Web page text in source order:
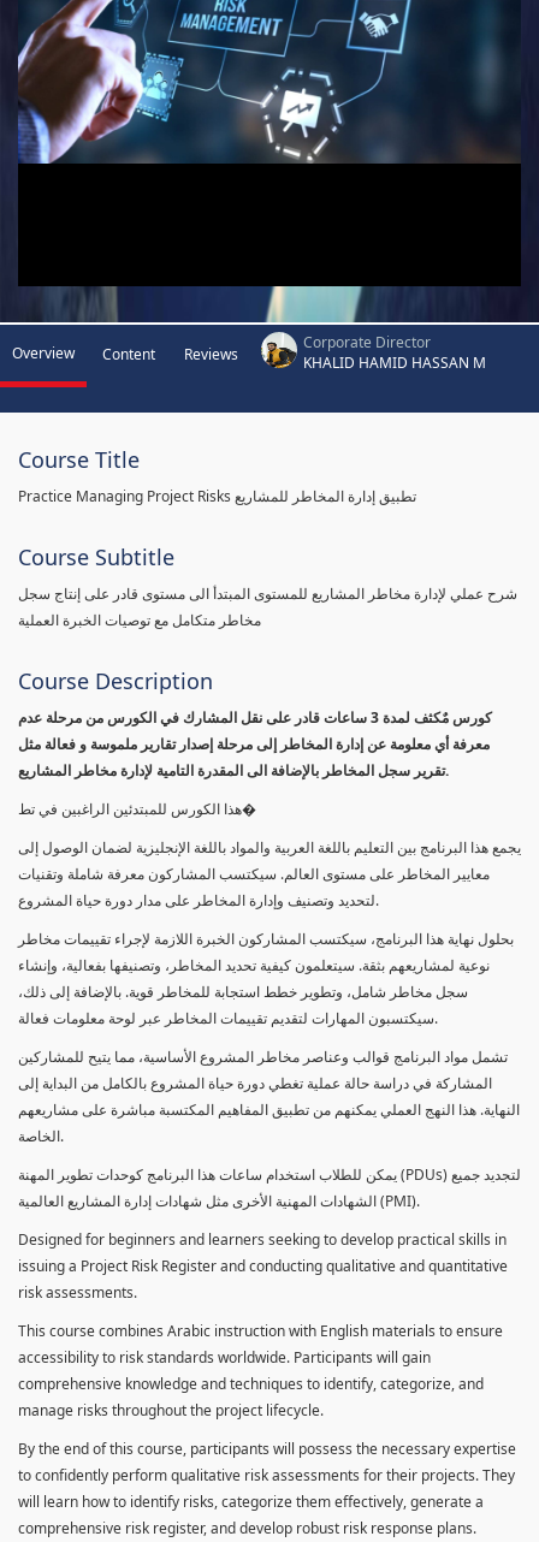
Overview Content Reviews
Corporate Director
KHALID HAMID HASSAN M
Course Title
Practice Managing Project Risks تطبيق إدارة المخاطر للمشاريع
Course Subtitle
شرح عملي لإدارة مخاطر المشاريع للمستوى المبتدأ الى مستوى قادر على إنتاج سجل
مخاطر متكامل مع توصيات الخبرة العملية
Course Description
كورس مٌكثف لمدة 3 ساعات قادر على نقل المشارك في الكورس من مرحلة عدم
معرفة أي معلومة عن إدارة المخاطر إلى مرحلة إصدار تقارير ملموسة و فعالة مثل
تقرير سجل المخاطر بالإضافة الى المقدرة التامية لإدارة مخاطر المشاريع.
هذا الكورس للمبتدئين الراغبين في تط�
يجمع هذا البرنامج بين التعليم باللغة العربية والمواد باللغة الإنجليزية لضمان الوصول إلى
معايير المخاطر على مستوى العالم. سيكتسب المشاركون معرفة شاملة وتقنيات
لتحديد وتصنيف وإدارة المخاطر على مدار دورة حياة المشروع.
بحلول نهاية هذا البرنامج، سيكتسب المشاركون الخبرة اللازمة لإجراء تقييمات مخاطر
نوعية لمشاريعهم بثقة. سيتعلمون كيفية تحديد المخاطر، وتصنيفها بفعالية، وإنشاء
سجل مخاطر شامل، وتطوير خطط استجابة للمخاطر قوية. بالإضافة إلى ذلك،
سيكتسبون المهارات لتقديم تقييمات المخاطر عبر لوحة معلومات فعالة.
تشمل مواد البرنامج قوالب وعناصر مخاطر المشروع الأساسية، مما يتيح للمشاركين
المشاركة في دراسة حالة عملية تغطي دورة حياة المشروع بالكامل من البداية إلى
النهاية. هذا النهج العملي يمكنهم من تطبيق المفاهيم المكتسبة مباشرة على مشاريعهم
الخاصة.
يمكن للطلاب استخدام ساعات هذا البرنامج كوحدات تطوير المهنة (PDUs) لتجديد جميع
الشهادات المهنية الأخرى مثل شهادات إدارة المشاريع العالمية (PMI).
Designed for beginners and learners seeking to develop practical skills in
issuing a Project Risk Register and conducting qualitative and quantitative
risk assessments.
This course combines Arabic instruction with English materials to ensure
accessibility to risk standards worldwide. Participants will gain
comprehensive knowledge and techniques to identify, categorize, and
manage risks throughout the project lifecycle.
By the end of this course, participants will possess the necessary expertise
to confidently perform qualitative risk assessments for their projects. They
will learn how to identify risks, categorize them effectively, generate a
comprehensive risk register, and develop robust risk response plans.